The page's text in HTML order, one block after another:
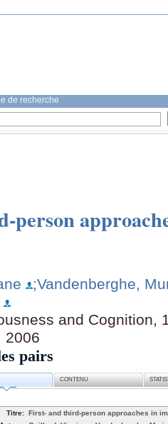
de recherche
person
;Vandenberghe,
and Cognition,
2006
pairs
CONTENU
Titre: First- and third-person approaches in